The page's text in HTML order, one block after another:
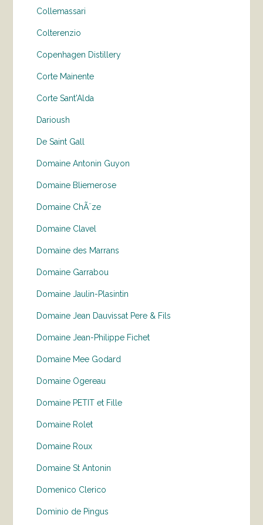
Collemassari
Colterenzio
Copenhagen Distillery
Corte Mainente
Corte Sant'Alda
Darioush
De Saint Gall
Domaine Antonin Guyon
Domaine Bliemerose
Domaine ChÃ¨ze
Domaine Clavel
Domaine des Marrans
Domaine Garrabou
Domaine Jaulin-Plasintin
Domaine Jean Dauvissat Pere & Fils
Domaine Jean-Philippe Fichet
Domaine Mee Godard
Domaine Ogereau
Domaine PETIT et Fille
Domaine Rolet
Domaine Roux
Domaine St Antonin
Domenico Clerico
Dominio de Pingus